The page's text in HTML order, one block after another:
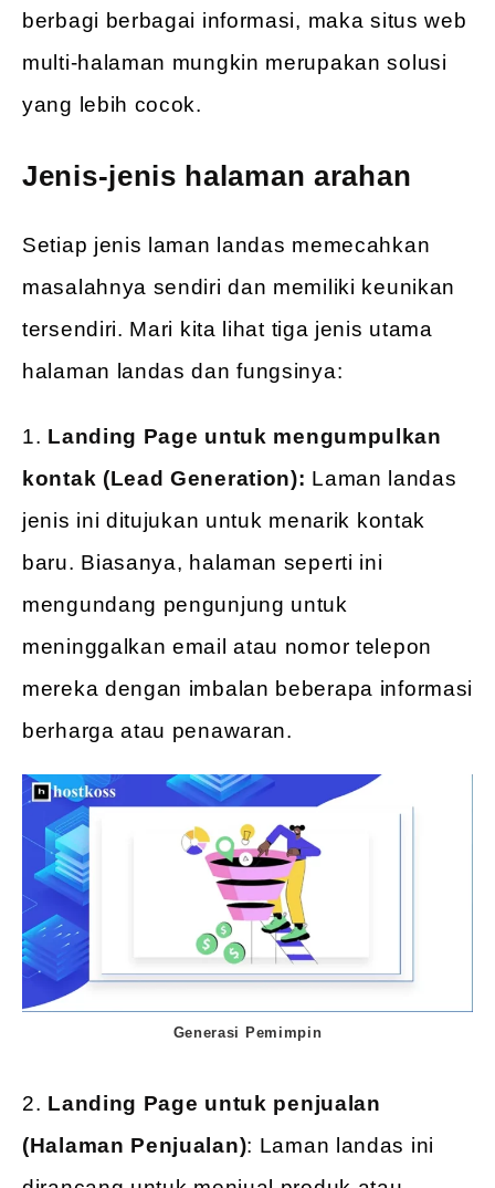
berbagi berbagai informasi, maka situs web
multi-halaman mungkin merupakan solusi
yang lebih cocok.
Jenis-jenis halaman arahan
Setiap jenis laman landas memecahkan
masalahnya sendiri dan memiliki keunikan
tersendiri. Mari kita lihat tiga jenis utama
halaman landas dan fungsinya:
1. Landing Page untuk mengumpulkan
kontak (Lead Generation): Laman landas
jenis ini ditujukan untuk menarik kontak
baru. Biasanya, halaman seperti ini
mengundang pengunjung untuk
meninggalkan email atau nomor telepon
mereka dengan imbalan beberapa informasi
berharga atau penawaran.
Generasi Pemimpin
2. Landing Page untuk penjualan
(Halaman Penjualan): Laman landas ini